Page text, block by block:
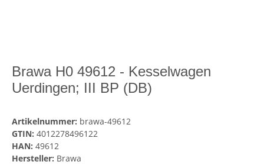
Brawa H0 49612 - Kesselwagen
Uerdingen; III BP (DB)
Artikelnummer: brawa-49612
GTIN: 4012278496122
HAN: 49612
Hersteller: Brawa